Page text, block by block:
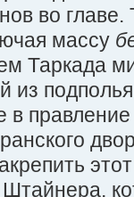
во
массу
Таркада
в